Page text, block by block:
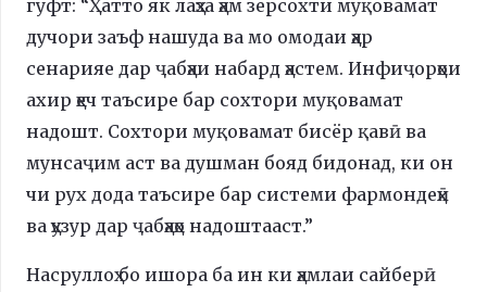
гуфт: “Ҳатто як лаҳза ҳам зерсохти муқовамат
дучори заъф нашуда ва мо омодаи ҳар
сенарияе дар ҷабҳаи набард ҳастем. Инфиҷорҳои
ахир ҳеч таъсире бар сохтори муқовамат
надошт. Сохтори муқовамат бисёр қавӣ ва
мунсаҷим аст ва душман бояд бидонад, ки он
чи рух дода таъсире бар системи фармондеҳӣ
ва ҳузур дар ҷабҳаҳо надоштааст.”
Насруллоҳ бо ишора ба ин ки ҳамлаи сайберӣ